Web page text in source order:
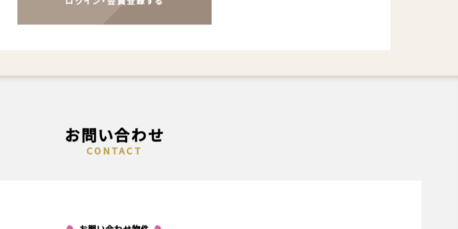
ログイン・会員登録する
お問い合わせ
CONTACT